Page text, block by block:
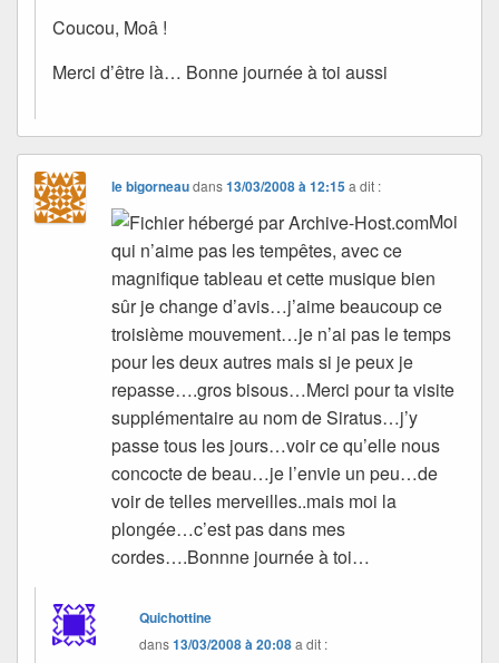
Coucou, Moâ !
Merci d’être là… Bonne journée à toi aussi
le bigorneaudans13/03/2008 à 12:15 a dit :
Moi
qui n’aime pas les tempêtes, avec ce
magnifique tableau et cette musique bien
sûr je change d’avis…j’aime beaucoup ce
troisième mouvement…je n’ai pas le temps
pour les deux autres mais si je peux je
repasse….gros bisous…Merci pour ta visite
supplémentaire au nom de Siratus…j’y
passe tous les jours…voir ce qu’elle nous
concocte de beau…je l’envie un peu…de
voir de telles merveilles..mais moi la
plongée…c’est pas dans mes
cordes….Bonnne journée à toi…
Quichottine
dans13/03/2008 à 20:08a dit :